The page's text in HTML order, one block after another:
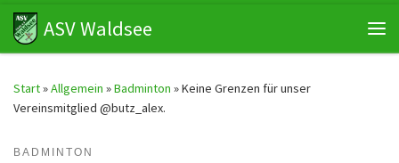
Zum Inhalt springen
ASV Waldsee
Start»Allgemein »Badminton »Keine Grenzen für unser
Vereinsmitglied @butz_alex.
BADMINTON